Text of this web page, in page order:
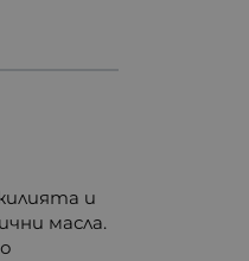
и
масла.